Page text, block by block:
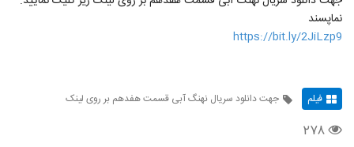
نماپسند
https://bit.ly/2JiLzp9
فیلم جهت دانلود سریال نهنگ آبی قسمت هفدهم بر روی لینک
۲۷۸